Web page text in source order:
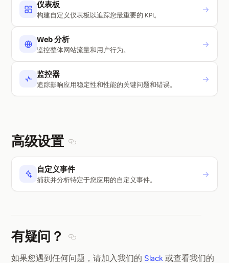
仪表板
构建自定义仪表板以追踪您最重要的 KPI。
→
Web 分析
监控整体网站流量和用户行为。
→
监控器
追踪影响应用稳定性和性能的关键问题和错误。
→
高级设置
自定义事件
捕获并分析特定于您应用的自定义事件。
→
有疑问？
如果您遇到任何问题，请加入我们的 Slack 或查看我们的